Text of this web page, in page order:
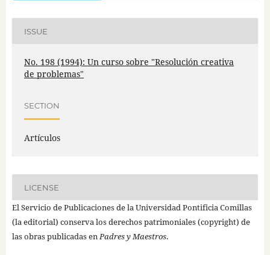
ISSUE
No. 198 (1994): Un curso sobre "Resolución creativa
de problemas"
SECTION
Artículos
LICENSE
El Servicio de Publicaciones de la Universidad Pontificia Comillas
(la editorial) conserva los derechos patrimoniales (copyright) de
las obras publicadas enPadres y Maestros.